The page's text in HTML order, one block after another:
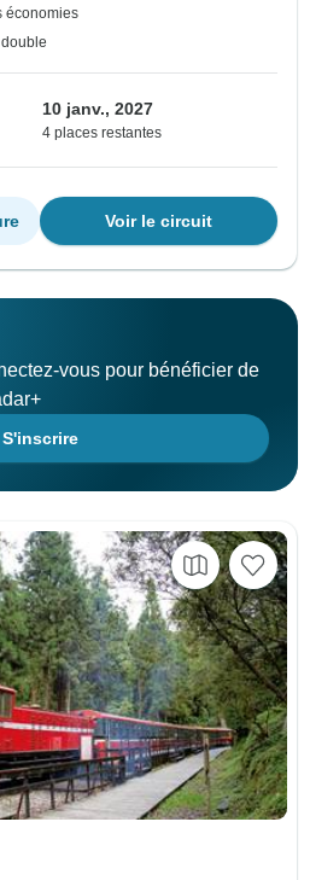
économies
10 janv., 2027
4 places restantes
Voir le circuit
vous pour bénéficier de
S'inscrire